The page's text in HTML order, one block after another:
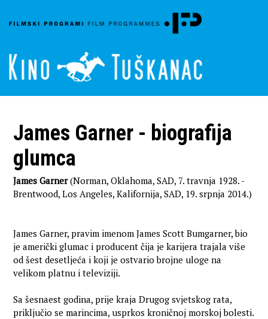
James Garner - biografija
glumca
James Garner(Norman, Oklahoma, SAD, 7. travnja 1928. -
Brentwood, Los Angeles, Kalifornija, SAD, 19. srpnja 2014.)
James Garner, pravim imenom James Scott Bumgarner, bio
je američki glumac i producent čija je karijera trajala više
od šest desetljeća i koji je ostvario brojne uloge na
velikom platnu i televiziji.
Sa šesnaest godina, prije kraja Drugog svjetskog rata,
priključio se marincima, usprkos kroničnoj morskoj bolesti.